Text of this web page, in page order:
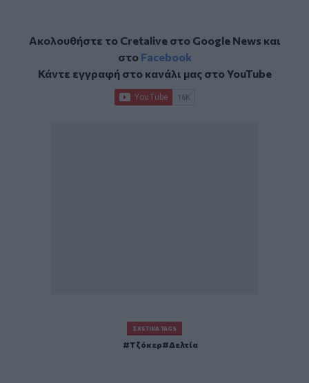
Ακολουθήστε το Cretalive στο Google Newsκαι
στο Facebook
Κάντε εγγραφή στο κανάλι μας στοYouTube
ΣΧΕΤΙΚΆ TAGS
Τζόκερ Δελτία